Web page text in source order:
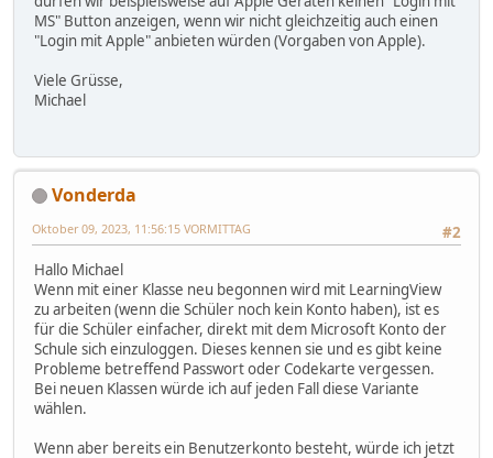
MS" Button anzeigen, wenn wir nicht gleichzeitig auch einen
"Login mit Apple" anbieten würden (Vorgaben von Apple).
Viele Grüsse,
Michael
Vonderda
#2
Oktober 09, 2023, 11:56:15 VORMITTAG
Hallo Michael
Wenn mit einer Klasse neu begonnen wird mit LearningView
zu arbeiten (wenn die Schüler noch kein Konto haben), ist es
für die Schüler einfacher, direkt mit dem Microsoft Konto der
Schule sich einzuloggen. Dieses kennen sie und es gibt keine
Probleme betreffend Passwort oder Codekarte vergessen.
Bei neuen Klassen würde ich auf jeden Fall diese Variante
wählen.
Wenn aber bereits ein Benutzerkonto besteht, würde ich jetzt